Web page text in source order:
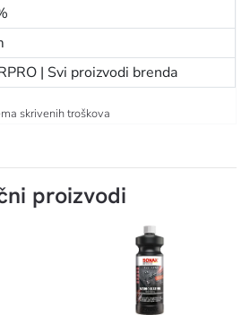
| Svi proizvodi brenda
skrivenih troškova
proizvodi